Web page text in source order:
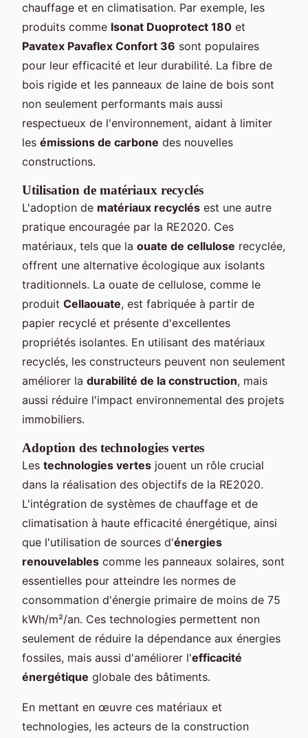
chauffage et en climatisation. Par exemple, les
produits comme Isonat Duoprotect 180 et
Pavatex Pavaflex Confort 36 sont populaires
pour leur efficacité et leur durabilité. La fibre de
bois rigide et les panneaux de laine de bois sont
non seulement performants mais aussi
respectueux de l'environnement, aidant à limiter
les émissions de carbone des nouvelles
constructions.
Utilisation de matériaux recyclés
L'adoption de matériaux recyclés est une autre
pratique encouragée par la RE2020. Ces
matériaux, tels que la ouate de cellulose recyclée,
offrent une alternative écologique aux isolants
traditionnels. La ouate de cellulose, comme le
produit Cellaouate, est fabriquée à partir de
papier recyclé et présente d'excellentes
propriétés isolantes. En utilisant des matériaux
recyclés, les constructeurs peuvent non seulement
améliorer la durabilité de la construction, mais
aussi réduire l'impact environnemental des projets
immobiliers.
Adoption des technologies vertes
Les technologies vertes jouent un rôle crucial
dans la réalisation des objectifs de la RE2020.
L'intégration de systèmes de chauffage et de
climatisation à haute efficacité énergétique, ainsi
que l'utilisation de sources d'énergies
renouvelables comme les panneaux solaires, sont
essentielles pour atteindre les normes de
consommation d'énergie primaire de moins de 75
kWh/m²/an. Ces technologies permettent non
seulement de réduire la dépendance aux énergies
fossiles, mais aussi d'améliorer l'efficacité
énergétique globale des bâtiments.
En mettant en œuvre ces matériaux et
technologies, les acteurs de la construction